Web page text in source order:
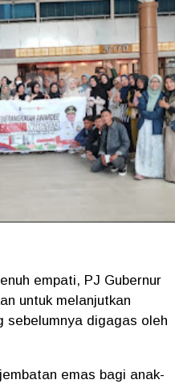
empati, PJ Gubernur
untuk melanjutkan
sebelumnya digagas oleh
emas bagi anak-